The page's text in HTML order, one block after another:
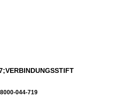
8000-044-719